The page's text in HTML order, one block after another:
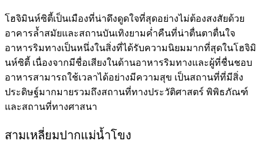
โฮจิมินห์ซิตี้เป็นเมืองที่น่าดึงดูดใจที่สุดอย่างไม่ต้องสงสัยด้วย
อาคารล้ำสมัยและสถานบันเทิงยามค่ำคืนที่น่าตื่นตาตื่นใจ
อาหารริมทางเป็นหนึ่งในสิ่งที่ได้รับความนิยมมากที่สุดในโฮจิมิ
นห์ซิตี้ เนื่องจากมีชื่อเสียงในด้านอาหารริมทางและผู้ที่ชื่นชอบ
อาหารสามารถใช้เวลาได้อย่างมีความสุข เป็นสถานที่ที่มีสิ่ง
ประดิษฐ์มากมายรวมถึงสถานที่ทางประวัติศาสตร์ พิพิธภัณฑ์
และสถานที่ทางศาสนา
สามเหลี่ยมปากแม่น้ำโขง